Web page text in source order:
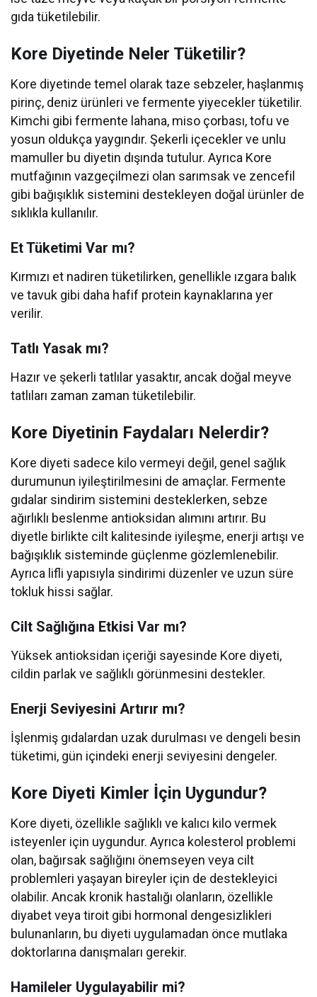
gıda tüketilebilir.
Kore Diyetinde Neler Tüketilir?
Kore diyetinde temel olarak taze sebzeler, haşlanmış
pirinç, deniz ürünleri ve fermente yiyecekler tüketilir.
Kimchi gibi fermente lahana, miso çorbası, tofu ve
yosun oldukça yaygındır. Şekerli içecekler ve unlu
mamuller bu diyetin dışında tutulur. Ayrıca Kore
mutfağının vazgeçilmezi olan sarımsak ve zencefil
gibi bağışıklık sistemini destekleyen doğal ürünler de
sıklıkla kullanılır.
Et Tüketimi Var mı?
Kırmızı et nadiren tüketilirken, genellikle ızgara balık
ve tavuk gibi daha hafif protein kaynaklarına yer
verilir.
Tatlı Yasak mı?
Hazır ve şekerli tatlılar yasaktır, ancak doğal meyve
tatlıları zaman zaman tüketilebilir.
Kore Diyetinin Faydaları Nelerdir?
Kore diyeti sadece kilo vermeyi değil, genel sağlık
durumunun iyileştirilmesini de amaçlar. Fermente
gıdalar sindirim sistemini desteklerken, sebze
ağırlıklı beslenme antioksidan alımını artırır. Bu
diyetle birlikte cilt kalitesinde iyileşme, enerji artışı ve
bağışıklık sisteminde güçlenme gözlemlenebilir.
Ayrıca lifli yapısıyla sindirimi düzenler ve uzun süre
tokluk hissi sağlar.
Cilt Sağlığına Etkisi Var mı?
Yüksek antioksidan içeriği sayesinde Kore diyeti,
cildin parlak ve sağlıklı görünmesini destekler.
Enerji Seviyesini Artırır mı?
İşlenmiş gıdalardan uzak durulması ve dengeli besin
tüketimi, gün içindeki enerji seviyesini dengeler.
Kore Diyeti Kimler İçin Uygundur?
Kore diyeti, özellikle sağlıklı ve kalıcı kilo vermek
isteyenler için uygundur. Ayrıca kolesterol problemi
olan, bağırsak sağlığını önemseyen veya cilt
problemleri yaşayan bireyler için de destekleyici
olabilir. Ancak kronik hastalığı olanların, özellikle
diyabet veya tiroit gibi hormonal dengesizlikleri
bulunanların, bu diyeti uygulamadan önce mutlaka
doktorlarına danışmaları gerekir.
Hamileler Uygulayabilir mi?